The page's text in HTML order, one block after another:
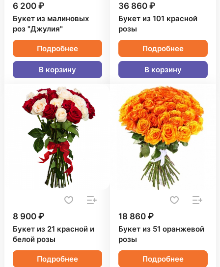
6 200 ₽
Букет из малиновых
роз "Джулия"
Подробнее
В корзину
36 860 ₽
Букет из 101 красной
розы
Подробнее
В корзину
8 900 ₽
Букет из 21 красной и
белой розы
Подробнее
18 860 ₽
Букет из 51 оранжевой
розы
Подробнее